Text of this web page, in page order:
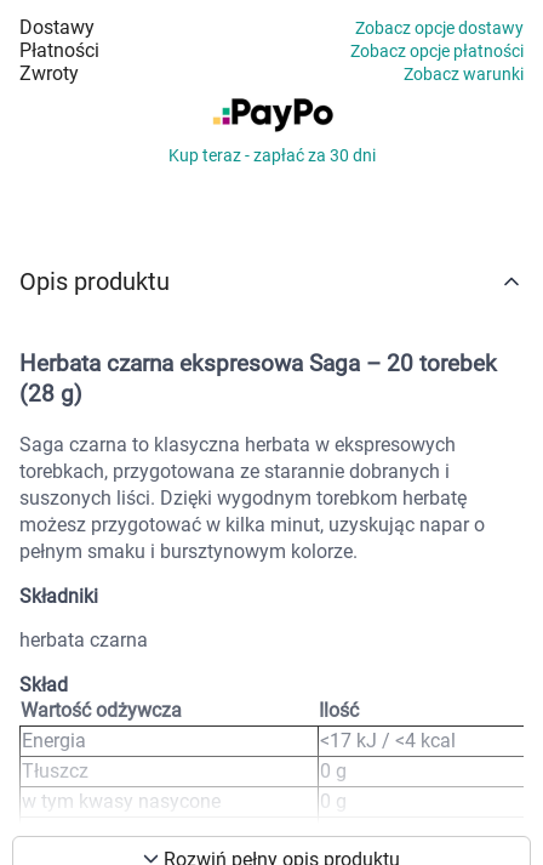
Korzystamy z plików cookies w celu
preferencji. Więcej informacji znajdziesz w
Zdrowy styl życia
Sprzęt medyczny
Grupy produktowe
Marki
Dostawy Zobacz opcje dostawy
Płatności Zobacz opcje płatności
Zwroty Zobacz warunki
Kup teraz - zapłać za 30 dni
Opis produktu
Herbata czarna ekspresowa Saga – 20 torebek
(28 g)
Saga czarna to klasyczna herbata w ekspresowych
torebkach, przygotowana ze starannie dobranych i
suszonych liści. Dzięki wygodnym torebkom herbatę
możesz przygotować w kilka minut, uzyskując napar o
pełnym smaku i bursztynowym kolorze.
Składniki
herbata czarna
Skład
Wartość odżywcza
Ilość
Energia
<17 kJ / <4 kcal
Tłuszcz
0 g
w tym kwasy nasycone
0 g
Węglowodany
0 g
Rozwiń pełny opis produktu